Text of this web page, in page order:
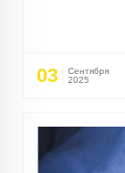
03
Сентября
2025